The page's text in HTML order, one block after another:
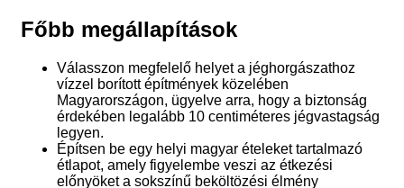
Főbb megállapítások
Válasszon megfelelő helyet a jéghorgászathoz
vízzel borított építmények közelében
Magyarországon, ügyelve arra, hogy a biztonság
érdekében legalább 10 centiméteres jégvastagság
legyen.
Építsen be egy helyi magyar ételeket tartalmazó
étlapot, amely figyelembe veszi az étkezési
előnyöket a sokszínű beköltözési élmény